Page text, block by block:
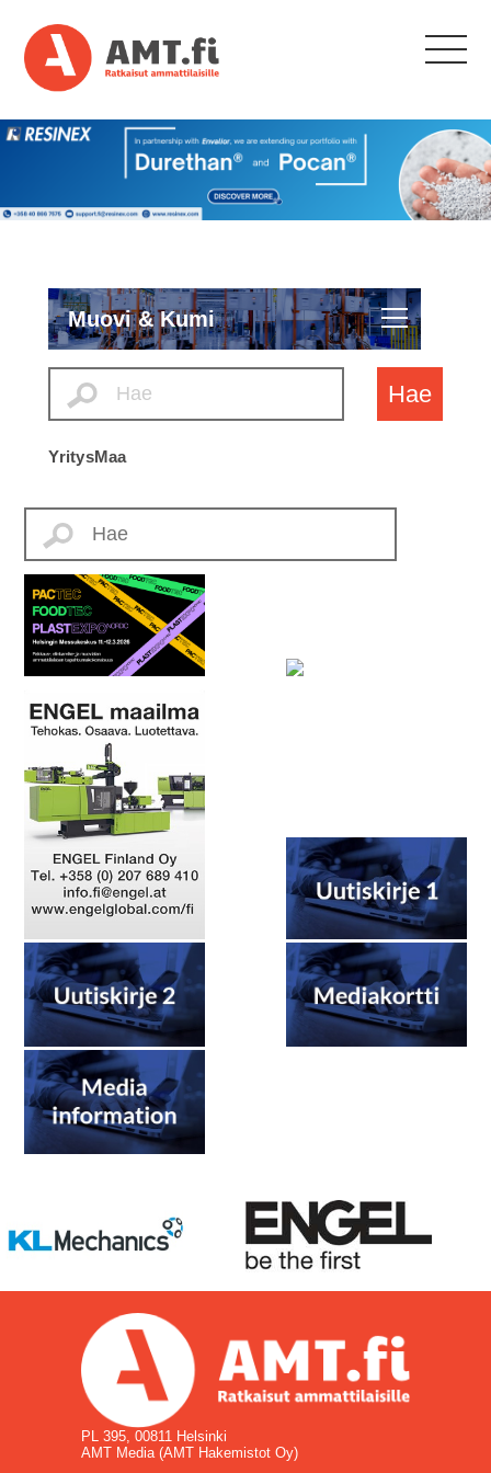
Muovi & Kumi
Hae
YritysMaa
PL 395, 00811 Helsinki
AMT Media (AMT Hakemistot Oy)